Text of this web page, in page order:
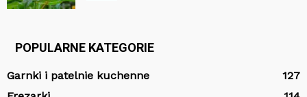
POPULARNE KATEGORIE
Garnki i patelnie kuchenne
127